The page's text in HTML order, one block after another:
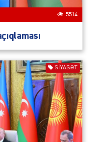
5514
SIYASƏT